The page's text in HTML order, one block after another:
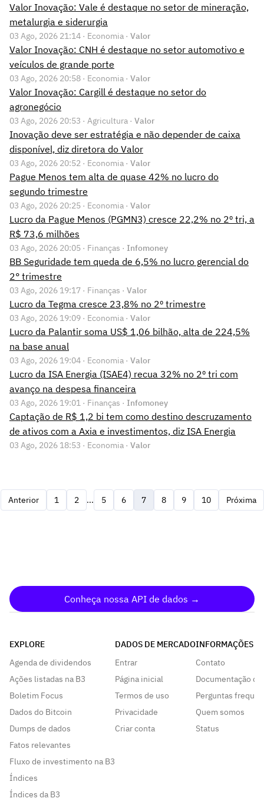
Valor Inovação: Vale é destaque no setor de mineração,
metalurgia e siderurgia
03 Ago, 2026 21:14 · Economia · Valor
Valor Inovação: CNH é destaque no setor automotivo e
veículos de grande porte
03 Ago, 2026 20:58 · Economia · Valor
Valor Inovação: Cargill é destaque no setor do
agronegócio
03 Ago, 2026 20:53 · Agricultura · Valor
Inovação deve ser estratégia e não depender de caixa
disponível, diz diretora do Valor
03 Ago, 2026 20:52 · Economia · Valor
Pague Menos tem alta de quase 42% no lucro do
segundo trimestre
03 Ago, 2026 20:25 · Economia · Valor
Lucro da Pague Menos (PGMN3) cresce 22,2% no 2º tri, a
R$ 73,6 milhões
03 Ago, 2026 20:05 · Finanças · Infomoney
BB Seguridade tem queda de 6,5% no lucro gerencial do
2° trimestre
03 Ago, 2026 19:17 · Finanças · Valor
Lucro da Tegma cresce 23,8% no 2º trimestre
03 Ago, 2026 19:09 · Economia · Valor
Lucro da Palantir soma US$ 1,06 bilhão, alta de 224,5%
na base anual
03 Ago, 2026 19:04 · Economia · Valor
Lucro da ISA Energia (ISAE4) recua 32% no 2º tri com
avanço na despesa financeira
03 Ago, 2026 19:01 · Finanças · Infomoney
Captação de R$ 1,2 bi tem como destino descruzamento
de ativos com a Axia e investimentos, diz ISA Energia
03 Ago, 2026 18:53 · Economia · Valor
Anterior 1 2 ... 5 6 7 8 9 10 Próxima
Conheça nossa API de dados →
EXPLORE
Agenda de dividendos
Ações listadas na B3
Boletim Focus
Dados do Bitcoin
Dumps de dados
Fatos relevantes
Fluxo de investimento na B3
Índices
Índices da B3
DADOS DE MERCADO
Entrar
Página inicial
Termos de uso
Privacidade
Criar conta
INFORMAÇÕES
Contato
Documentação da
Perguntas
Quem somos
Status